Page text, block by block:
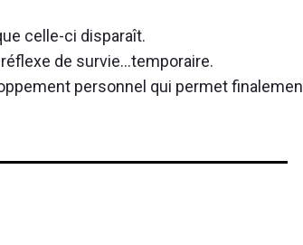
celle-ci disparaît.
de survie…temporaire.
personnel qui permet